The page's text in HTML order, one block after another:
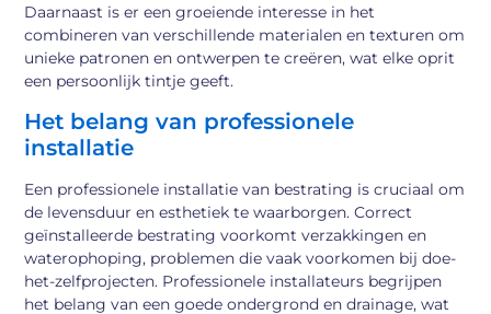
Daarnaast is er een groeiende interesse in het
combineren van verschillende materialen en texturen om
unieke patronen en ontwerpen te creëren, wat elke oprit
een persoonlijk tintje geeft.
Het belang van professionele
installatie
Een professionele installatie van bestrating is cruciaal om
de levensduur en esthetiek te waarborgen. Correct
geïnstalleerde bestrating voorkomt verzakkingen en
waterophoping, problemen die vaak voorkomen bij doe-
het-zelfprojecten. Professionele installateurs begrijpen
het belang van een goede ondergrond en drainage, wat